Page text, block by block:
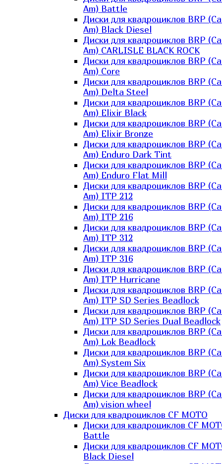
Am) Battle
Диски для квадроциклов BRP
Am) Black Diesel
Диски для квадроциклов BRP
Am) CARLISLE BLACK ROCK
Диски для квадроциклов BRP
Am) Core
Диски для квадроциклов BRP
Am) Delta Steel
Диски для квадроциклов BRP
Am) Elixir Black
Диски для квадроциклов BRP
Am) Elixir Bronze
Диски для квадроциклов BRP
Am) Enduro Dark Tint
Диски для квадроциклов BRP
Am) Enduro Flat Mill
Диски для квадроциклов BRP
Am) ITP 212
Диски для квадроциклов BRP
Am) ITP 216
Диски для квадроциклов BRP
Am) ITP 312
Диски для квадроциклов BRP
Am) ITP 316
Диски для квадроциклов BRP
Am) ITP Hurricane
Диски для квадроциклов BRP
Am) ITP SD Series Beadlock
Диски для квадроциклов BRP
Am) ITP SD Series Dual Beadlock
Диски для квадроциклов BRP
Am) Lok Beadlock
Диски для квадроциклов BRP
Am) System Six
Диски для квадроциклов BRP
Am) Vice Beadlock
Диски для квадроциклов BRP
Am) vision wheel
Диски для квадроциклов CF MOTO
Диски для квадроциклов CF
Battle
Диски для квадроциклов CF
Black Diesel